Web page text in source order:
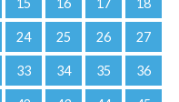
24 25 26 27
33 34 35 36